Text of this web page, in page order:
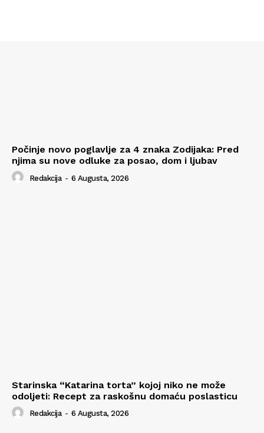
Počinje novo poglavlje za 4 znaka Zodijaka: Pred
njima su nove odluke za posao, dom i ljubav
Redakcija - 6 Augusta, 2026
Starinska “Katarina torta” kojoj niko ne može
odoljeti: Recept za raskošnu domaću poslasticu
Redakcija - 6 Augusta, 2026